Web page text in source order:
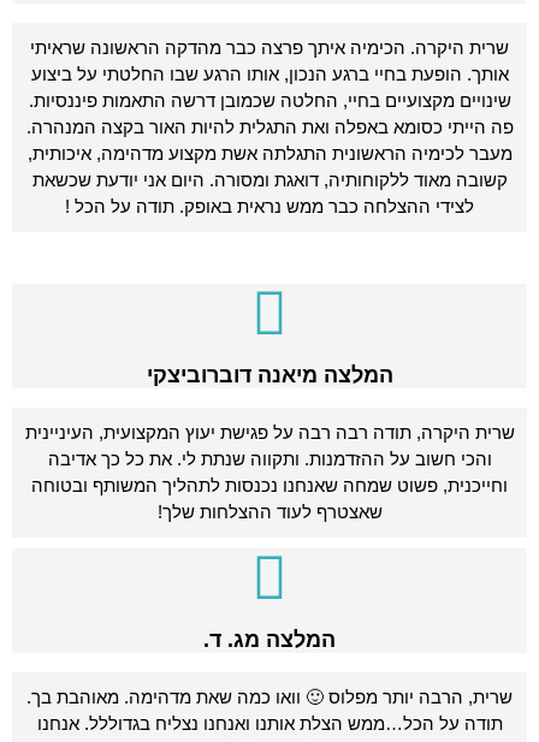
שרית היקרה. הכימיה איתך פרצה כבר מהדקה הראשונה שראיתי
אותך. הופעת בחיי ברגע הנכון, אותו הרגע שבו החלטתי על ביצוע
שינויים מקצועיים בחיי, החלטה שכמובן דרשה התאמות פיננסיות.
פה הייתי כסומא באפלה ואת התגלית להיות האור בקצה המנהרה.
מעבר לכימיה הראשונית התגלתה אשת מקצוע מדהימה, איכותית,
קשובה מאוד ללקוחותיה, דואגת ומסורה. היום אני יודעת שכשאת
לצידי ההצלחה כבר ממש נראית באופק. תודה על הכל !
המלצה מיאנה דוברוביצקי
שרית היקרה, תודה רבה רבה על פגישת יעוץ המקצועית, העיניינית
והכי חשוב על ההזדמנות. ותקווה שנתת לי. את כל כך אדיבה
וחייכנית, פשוט שמחה שאנחנו נכנסות לתהליך המשותף ובטוחה
שאצטרף לעוד ההצלחות שלך!
המלצה מג. ד.
שרית, הרבה יותר מפלוס 🙂 וואו כמה שאת מדהימה. מאוהבת בך.
תודה על הכל…ממש הצלת אותנו ואנחנו נצליח בגדוללל. אנחנו